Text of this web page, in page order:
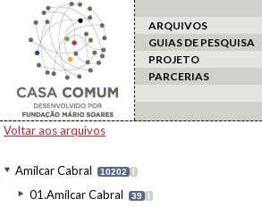
ARQUIVOS
GUIAS DE PESQUISA
PROJETO
PARCERIAS
Voltar aos arquivos
Amílcar Cabral 10202 I
01.Amílcar Cabral 39 I